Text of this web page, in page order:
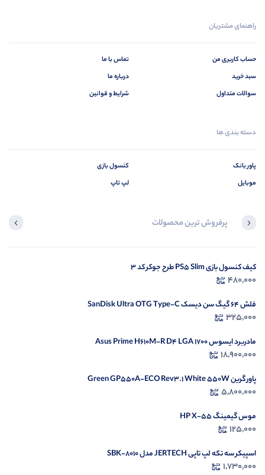
راهنمای مشتریان
حساب کاربری من
سبد خرید
سوالات متداول
تماس با ما
درباره ما
شرایط و قوانین
دسته بندی ها
پاور بانک
موبایل
کنسول بازی
لپ تاپ
پرفروش ترین محصولات
کیف کنسول بازی PS5 Slim طرح جوکر کد 3
480,000
فلش 64 گیگ سن دیسک SanDisk Ultra OTG Type-C
325,000
مادربرد ایسوس Asus Prime H610M-R D4 LGA 1700
18,900,000
پاور گرین Green GP550A-ECO Rev3.1 White 550W
5,800,000
موس گیمینگ HP X-55
125,000
اسپیکر سه تکه لپ تاپی JERTECH مدل SBK-8010
1,730,000
کوله پشتی لپ تاپ Nike
590,000